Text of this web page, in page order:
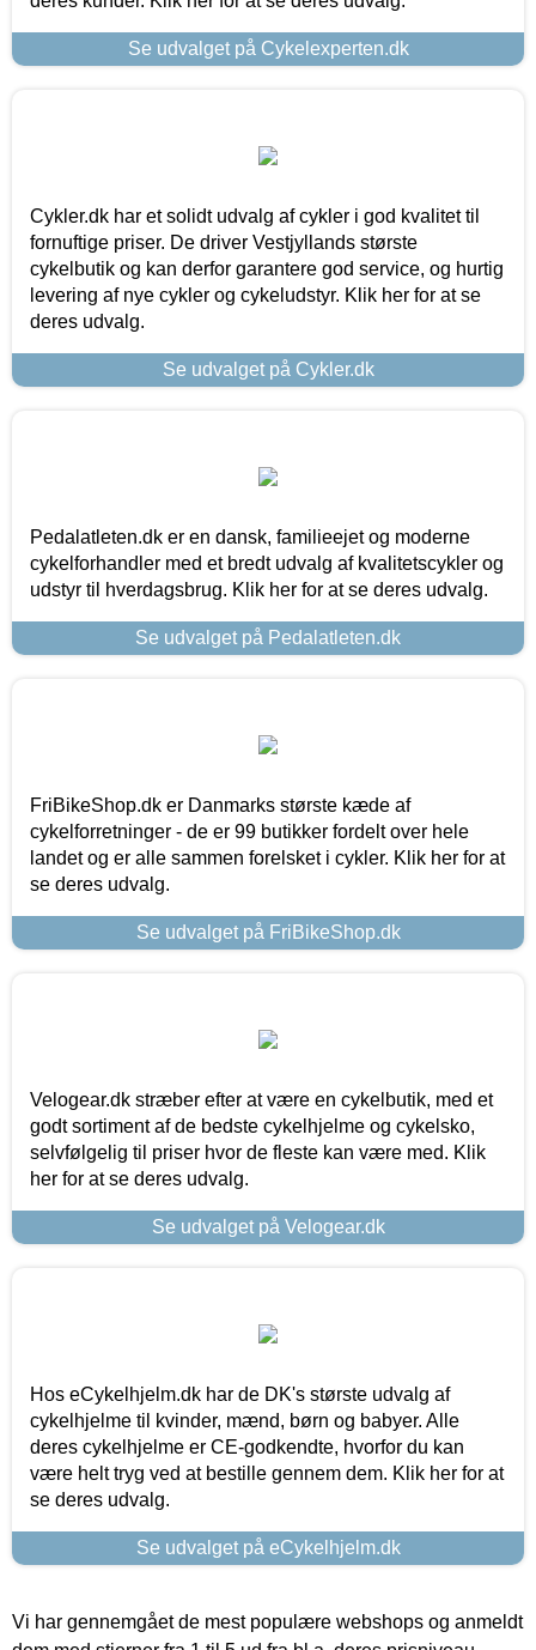
Se udvalget på Cykelexperten.dk
Cykler.dk har et solidt udvalg af cykler i god kvalitet til
fornuftige priser. De driver Vestjyllands største
cykelbutik og kan derfor garantere god service, og hurtig
levering af nye cykler og cykeludstyr. Klik her for at se
deres udvalg.
Se udvalget på Cykler.dk
Pedalatleten.dk er en dansk, familieejet og moderne
cykelforhandler med et bredt udvalg af kvalitetscykler og
udstyr til hverdagsbrug. Klik her for at se deres udvalg.
Se udvalget på Pedalatleten.dk
FriBikeShop.dk er Danmarks største kæde af
cykelforretninger - de er 99 butikker fordelt over hele
landet og er alle sammen forelsket i cykler. Klik her for at
se deres udvalg.
Se udvalget på FriBikeShop.dk
Velogear.dk stræber efter at være en cykelbutik, med et
godt sortiment af de bedste cykelhjelme og cykelsko,
selvfølgelig til priser hvor de fleste kan være med. Klik
her for at se deres udvalg.
Se udvalget på Velogear.dk
Hos eCykelhjelm.dk har de DK's største udvalg af
cykelhjelme til kvinder, mænd, børn og babyer. Alle
deres cykelhjelme er CE-godkendte, hvorfor du kan
være helt tryg ved at bestille gennem dem. Klik her for at
se deres udvalg.
Se udvalget på eCykelhjelm.dk
Vi har gennemgået de mest populære webshops og anmeldt